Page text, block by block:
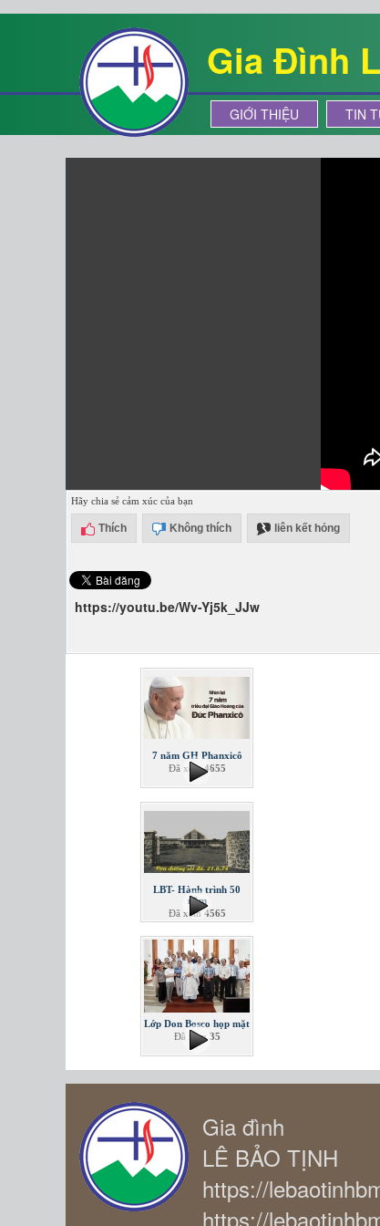
Gia Đình
GIỚI THIỆU TIN
Hãy chia sẻ cảm xúc của bạn
Thích Không thích liên kết hỏng
https://youtu.be/Wv-Yj5k_JJw
7 năm GH Phanxicô
Đã xem4655
LBT- Hành trình 50
năm
Đã xem4565
Lớp Don Bosco họp mặt
Đã xem 35
Gia đình
LÊ BẢO TỊNH
https://
https://